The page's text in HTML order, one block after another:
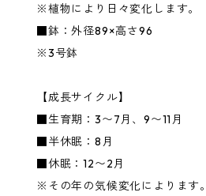
※植物により日々変化します。
■鉢：外径89×高さ96
※3号鉢
【成長サイクル】
■生育期：3〜7月、9〜11月
■半休眠：8月
■休眠：12〜2月
※その年の気候変化によります。